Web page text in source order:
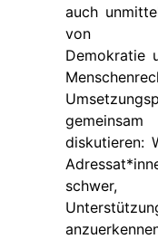
auch
von
Demokratie
gemeinsam
diskutieren:
schwer,